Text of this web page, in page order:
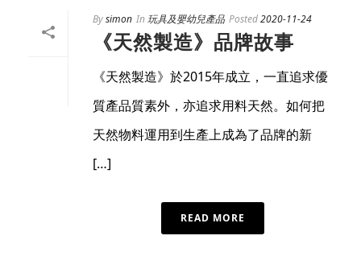
Bysimon In玩具及嬰幼兒產品 Posted2020-11-24
《天然製造》品牌故事
《天然製造》於2015年成立，一直追求優
質產品質素外，亦追求用料天然。如何把
天然物料運用到生產上成為了品牌的新
[…]
READ MORE